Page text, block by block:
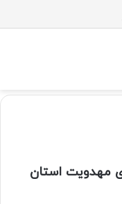
مهدویت استان